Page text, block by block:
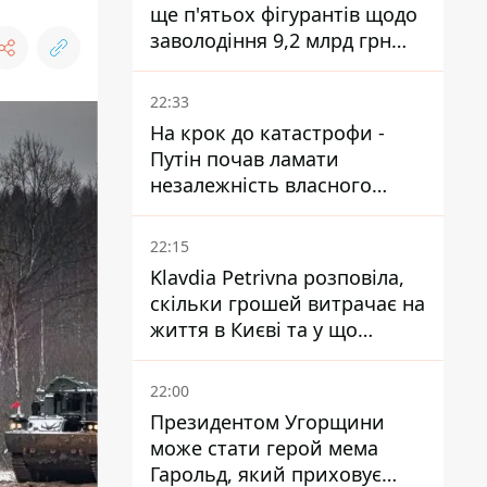
ще п'ятьох фігурантів щодо
заволодіння 9,2 млрд грн
ПриватБанку скерували до
суду
22:33
На крок до катастрофи -
Путін почав ламати
незалежність власного
Центробанку, змусивши
знизити базову ставку
22:15
Klavdia Petrivna розповіла,
скільки грошей витрачає на
життя в Києві та у що
вкладає мільйони
22:00
Президентом Угорщини
може стати герой мема
Гарольд, який приховує